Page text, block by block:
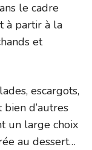
le cadre
à partir à la
et
escargots,
d’autres
un large choix
au dessert…